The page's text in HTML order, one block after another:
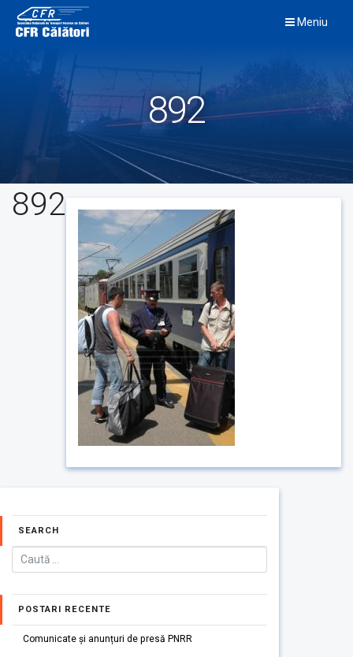
content
Meniu
892
892
SEARCH
POSTARI RECENTE
Comunicate și anunțuri de presă PNRR